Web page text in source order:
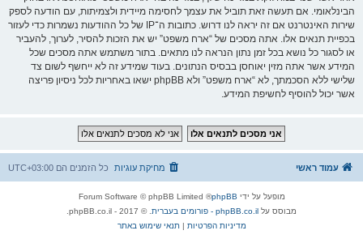
הבינלאומי. אם תעשה זאת תוביל את עצמך לחסימה מיידית ולצמיתות, עם הודעה לספק
שירות האינטרנט אם זה יראה לנו דרוש. כתובות ה־IP של כל ההודעות נשמרות כדי לעזור
בכפיית תנאים אלו. אתה מסכים של “ארח משפט” יש את הזכות להסיר, לערוך, להעביר
או לסגור כל נושא בכל זמן נתון הנראה לנו מתאים. בתור משתמש אתה מסכים שכל
המידע אשר אתה מזין יאוחסן בבסיס הנתונים. בעוד שמידע זה לא ייחשף לשום צד
שלישי ללא הסכמתך, לא “ארח משפט” ולא phpBB ישאו באחריות לכל ניסיון פריצה
אשר יכול להוסיף לחשיפת המידע.
עמוד ראשי כל הזמנים הם UTC+03:00 מחיקת עוגיות
מופעל על ידי phpBB
® Forum Software © phpBB Limited
מבוסס על phpBB.co.il - פורומים בעברית
. © 2017 - phpBB.co.il.
מדיניות הפרטיות |תנאי שימוש באתר